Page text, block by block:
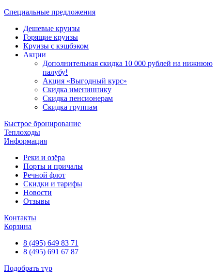
Специальные предложения
Дешевые круизы
Горящие круизы
Круизы с кэшбэком
Акции
Дополнительная скидка 10 000 рублей на нижнюю
палубу!
Акция «Выгодный курс»
Скидка имениннику
Скидка пенсионерам
Скидка группам
Быстрое бронирование
Теплоходы
Информация
Реки и озёра
Порты и причалы
Речной флот
Скидки и тарифы
Новости
Отзывы
Контакты
Корзина
8 (495) 649 83 71
8 (495) 691 67 87
Подобрать тур